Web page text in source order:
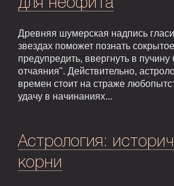
для неофита
Древняя шумерская надпись
звездах поможет познать
предупредить, ввергнуть в
отчаяния". Действительно,
времен стоит на страже
удачу в начинаниях...
Астрология:
корни